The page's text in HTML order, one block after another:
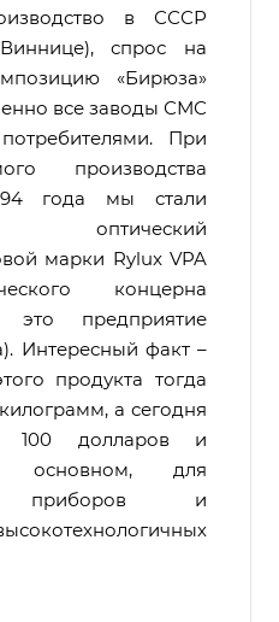
в СССР
спрос на
«Бирюза»
все заводы СМС
При
производства
года мы стали
оптический
марки Rylux VPA
концерна
это предприятие
Интересный факт –
продукта тогда
а сегодня
100 долларов и
основном, для
приборов и